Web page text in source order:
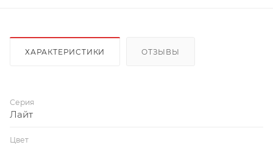
ХАРАКТЕРИСТИКИ ОТЗЫВЫ
Серия
Лайт
Цвет